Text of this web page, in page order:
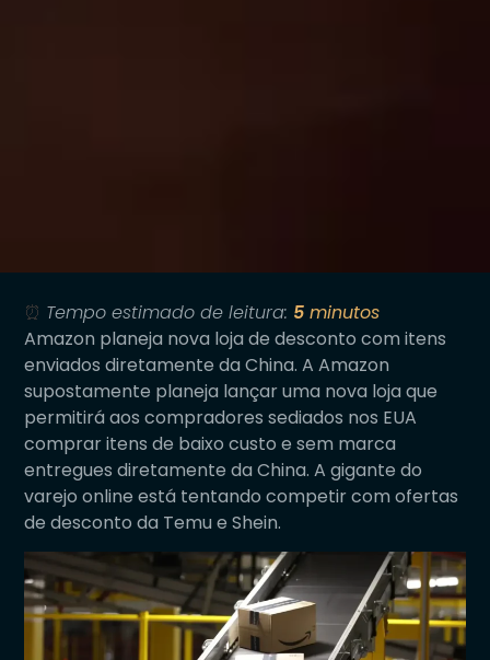
⏰ Tempo estimado de leitura: 5 minutos
Amazon planeja nova loja de desconto com itens
enviados diretamente da China. A Amazon
supostamente planeja lançar uma nova loja que
permitirá aos compradores sediados nos EUA
comprar itens de baixo custo e sem marca
entregues diretamente da China. A gigante do
varejo online está tentando competir com ofertas
de desconto da Temu e Shein.